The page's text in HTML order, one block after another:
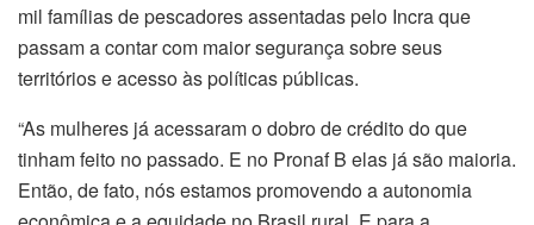
mil famílias de pescadores assentadas pelo Incra que
passam a contar com maior segurança sobre seus
territórios e acesso às políticas públicas.
“As mulheres já acessaram o dobro de crédito do que
tinham feito no passado. E no Pronaf B elas já são maioria.
Então, de fato, nós estamos promovendo a autonomia